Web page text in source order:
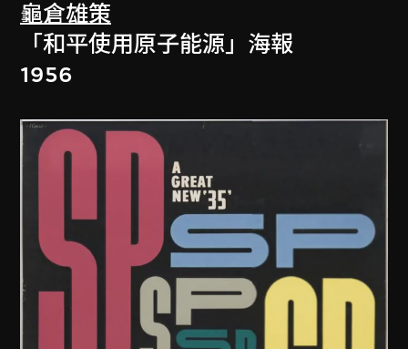
龜倉雄策
「和平使用原子能源」海報
1956